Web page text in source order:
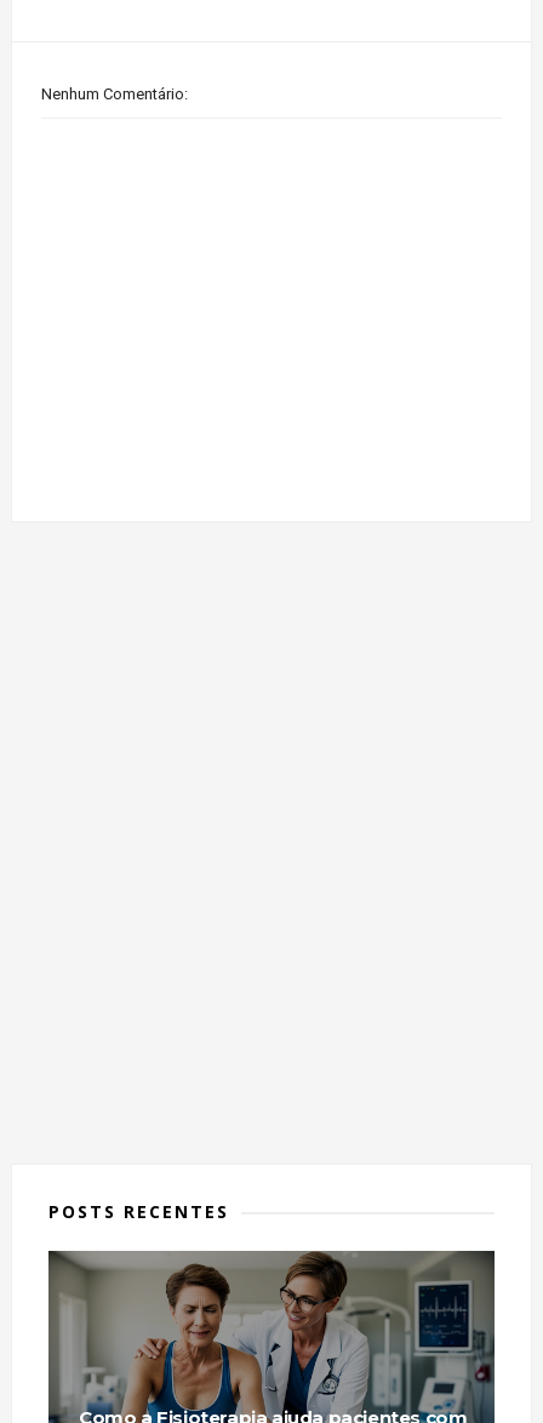
Nenhum Comentário:
POSTS RECENTES
Como a Fisioterapia ajuda pacientes com